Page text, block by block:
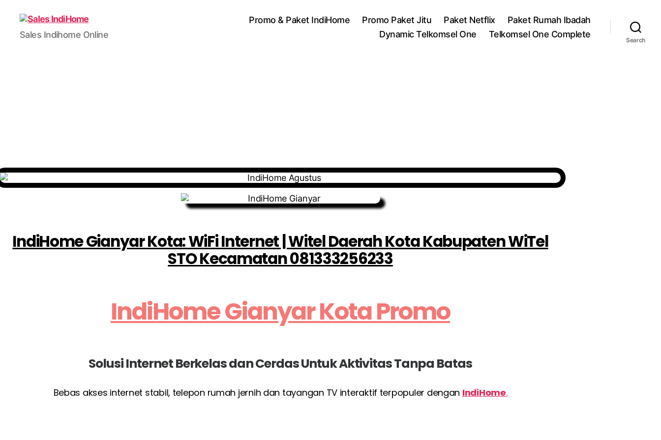
IndiHome
By
Sales Indihome Online
Promo & Paket IndiHome Promo Paket Jitu Paket Netflix
Paket Rumah Ibadah
Dynamic Telkomsel One
Telkomsel One Complete
Search
IndiHome Gianyar Kota: WiFi Internet | Witel Daerah Kota Kabupaten WiTel
STO Kecamatan 081333256233
IndiHome Gianyar Kota Promo
Solusi Internet Berkelas dan Cerdas Untuk Aktivitas Tanpa Batas
Bebas akses internet stabil, telepon rumah jernih dan tayangan TV interaktif terpopuler dengan IndiHome.